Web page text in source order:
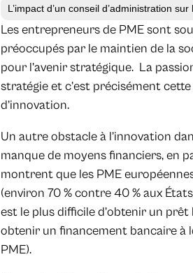
L’impact d’un conseil d’administration sur
Les entrepreneurs de PME sont
préoccupés par le maintien de la
pour l’avenir stratégique. La
stratégie et c’est précisément
d’innovation.
Un autre obstacle à l’innovation
manque de moyens financiers, en
montrent que les PME
(environ 70 % contre 40 % aux
est le plus difficile d’obtenir un
obtenir un financement bancaire à
PME).